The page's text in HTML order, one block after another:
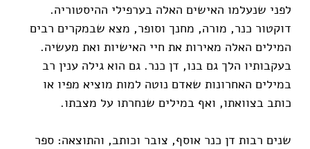
לפני שנעלמו האישים האלה בערפילי ההיסטוריה.
דוקטור כנר, מורה, מחנך וסופר, מצא שבמקרים רבים
המילים האלה מאירות את חיי האישיות ואת מעשיה.
בעקבותיו הלך גם בנו, דן כנר. גם הוא גילה ענין רב
במילים האחרונות שאדם נוטה למות מוציא מפיו או
כותב בצוואתו, ואף במילים שנחרתו על מצבתו.
שנים רבות דן כנר אוסף, צובר וכותב, והתוצאה: ספר